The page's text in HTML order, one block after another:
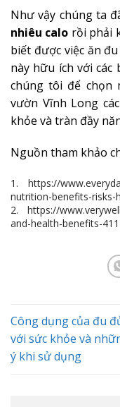
Như vậy chúng ta
nhiêu calo rồi phải
biết được việc ăn
này hữu ích với các
chúng tôi để chọn
vườn Vĩnh Long
khỏe và tràn đầy
Nguồn tham khảo
1. https://
nutrition-benefits-
2. https://
and-health-benefits-
Công dụng của đu
với sức khỏe và
ý khi sử dụng